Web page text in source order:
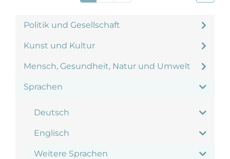
Politik und Gesellschaft
Kunst und Kultur
Mensch, Gesundheit, Natur und Umwelt
Sprachen
Deutsch
Englisch
Weitere Sprachen